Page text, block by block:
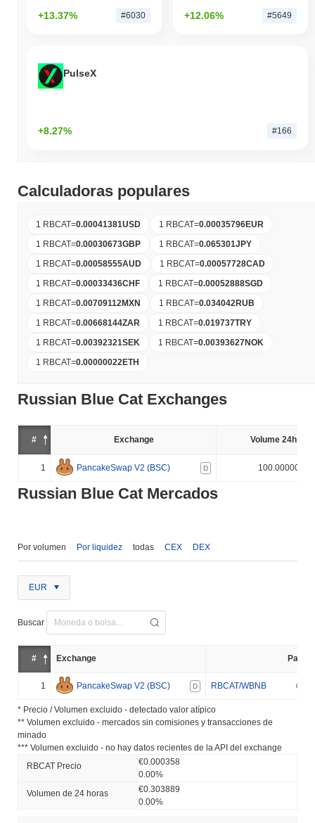
+13.37% #6030 +12.06% #5649
PulseX
+8.27% #166
Calculadoras populares
1 RBCAT=0.00041381USD 1 RBCAT=0.00035796EUR
1 RBCAT=0.00030673GBP 1 RBCAT=0.065301JPY
1 RBCAT=0.00058555AUD 1 RBCAT=0.00057728CAD
1 RBCAT=0.00033436CHF 1 RBCAT=0.00052888SGD
1 RBCAT=0.00709112MXN 1 RBCAT=0.034042RUB
1 RBCAT=0.00668144ZAR 1 RBCAT=0.019737TRY
1 RBCAT=0.00392321SEK 1 RBCAT=0.00393627NOK
1 RBCAT=0.00000022ETH
Russian Blue Cat Exchanges
# Exchange Volume 24h (%)
1 PancakeSwap V2 (BSC) D 100.000000%
Russian Blue Cat Mercados
Por volumen Por liquidez todas CEX DEX
EUR
Buscar
# Exchange Par
1 PancakeSwap V2 (BSC) D RBCAT/WBNB
* Precio / Volumen excluido - detectado valor atípico
** Volumen excluido - mercados sin comisiones y transacciones de
minado
*** Volumen excluido - no hay datos recientes de la API del exchange
RBCAT Precio
€0.000358
0.00%
Volumen de 24 horas
€0.303889
0.00%